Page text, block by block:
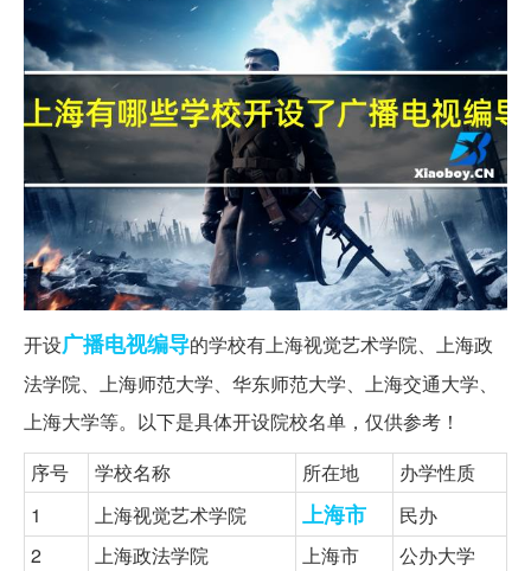
开设广播电视编导的学校有上海视觉艺术学院、上海政
法学院、上海师范大学、华东师范大学、上海交通大学、
上海大学等。以下是具体开设院校名单，仅供参考！
序号
学校名称 所在地
办学性质
1
上海视觉艺术学院 上海市
民办
2
上海政法学院 上海市
公办大学